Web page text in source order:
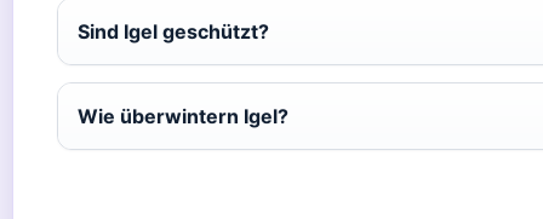
Sind Igel geschützt?
Wie überwintern Igel?